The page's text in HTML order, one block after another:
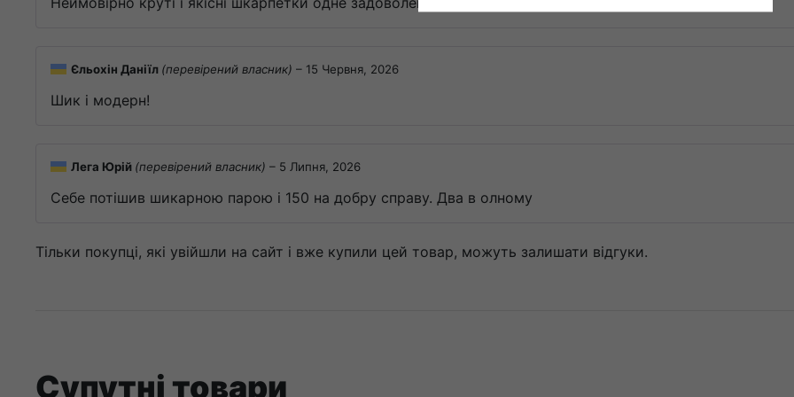
Єльохін Даніїл (перевірений власник) – 15 Червня, 2026
Шик і модерн!
Лега Юрій (перевірений власник) – 5 Липня, 2026
Себе потішив шикарною парою і 150 на добру справу. Два в олному
Тільки покупці, які увійшли на сайт і вже купили цей товар, можуть залишати відгуки.
Супутні товари